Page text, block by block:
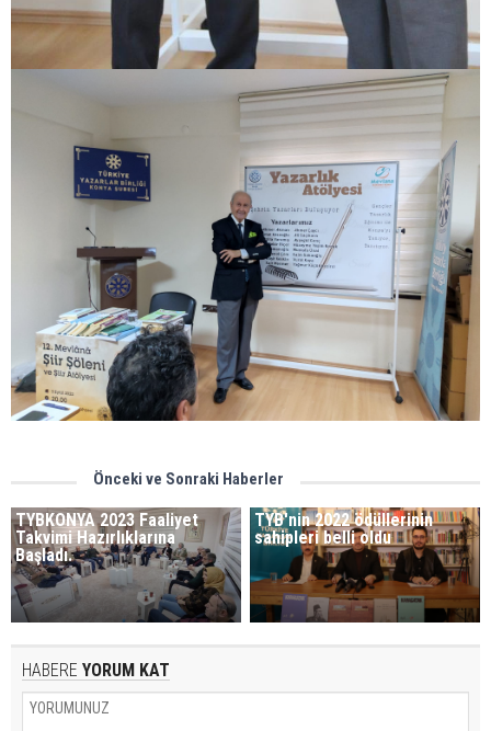
Önceki ve Sonraki Haberler
TYBKONYA 2023 Faaliyet
Takvimi Hazırlıklarına
Başladı.
TYB'nin 2022 ödüllerinin
sahipleri belli oldu
HABERE YORUM KAT